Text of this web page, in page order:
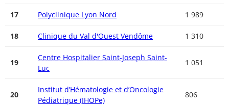
17 Polyclinique Lyon Nord 1 989
18 Clinique du Val d'Ouest Vendôme 1 310
19
Centre Hospitalier Saint-Joseph Saint-
Luc
1 051
20
Institut d’Hématologie et d’Oncologie
Pédiatrique (IHOPe)
806